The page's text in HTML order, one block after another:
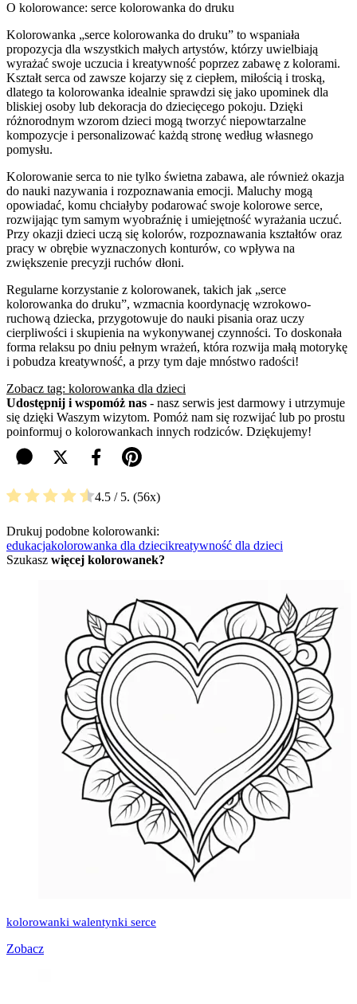
O kolorowance: serce kolorowanka do druku
Kolorowanka „serce kolorowanka do druku” to wspaniała
propozycja dla wszystkich małych artystów, którzy uwielbiają
wyrażać swoje uczucia i kreatywność poprzez zabawę z kolorami.
Kształt serca od zawsze kojarzy się z ciepłem, miłością i troską,
dlatego ta kolorowanka idealnie sprawdzi się jako upominek dla
bliskiej osoby lub dekoracja do dziecięcego pokoju. Dzięki
różnorodnym wzorom dzieci mogą tworzyć niepowtarzalne
kompozycje i personalizować każdą stronę według własnego
pomysłu.
Kolorowanie serca to nie tylko świetna zabawa, ale również okazja
do nauki nazywania i rozpoznawania emocji. Maluchy mogą
opowiadać, komu chciałyby podarować swoje kolorowe serce,
rozwijając tym samym wyobraźnię i umiejętność wyrażania uczuć.
Przy okazji dzieci uczą się kolorów, rozpoznawania kształtów oraz
pracy w obrębie wyznaczonych konturów, co wpływa na
zwiększenie precyzji ruchów dłoni.
Regularne korzystanie z kolorowanek, takich jak „serce
kolorowanka do druku”, wzmacnia koordynację wzrokowo-
ruchową dziecka, przygotowuje do nauki pisania oraz uczy
cierpliwości i skupienia na wykonywanej czynności. To doskonała
forma relaksu po dniu pełnym wrażeń, która rozwija małą motorykę
i pobudza kreatywność, a przy tym daje mnóstwo radości!
Zobacz tag: kolorowanka dla dzieci
Udostępnij i wspomóż nas - nasz serwis jest darmowy i utrzymuje
się dzięki Waszym wizytom. Pomóż nam się rozwijać lub po prostu
poinformuj o kolorowankach innych rodziców. Dziękujemy!
4.5 / 5. 56
Drukuj podobne kolorowanki:
edukacjakolorowanka dla dziecikreatywność dla dzieci
Szukasz więcej kolorowanek?
kolorowanki walentynki serce
Zobacz